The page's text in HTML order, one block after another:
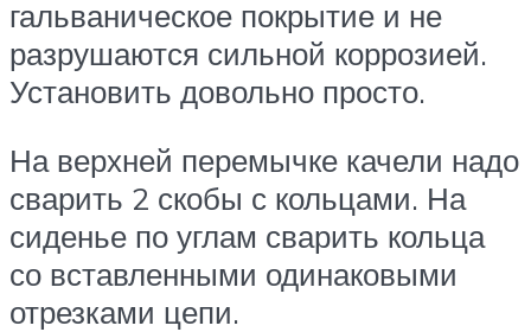
гальваническое покрытие и не
разрушаются сильной коррозией.
Установить довольно просто.
На верхней перемычке качели надо
сварить 2 скобы с кольцами. На
сиденье по углам сварить кольца
со вставленными одинаковыми
отрезками цепи.